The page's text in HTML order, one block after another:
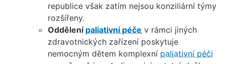
republice však zatím nejsou konziliární týmy
rozšířeny.
Oddělení paliativní péče v rámci jiných
zdravotnických zařízení poskytuje
nemocným dětem komplexní paliativní péči